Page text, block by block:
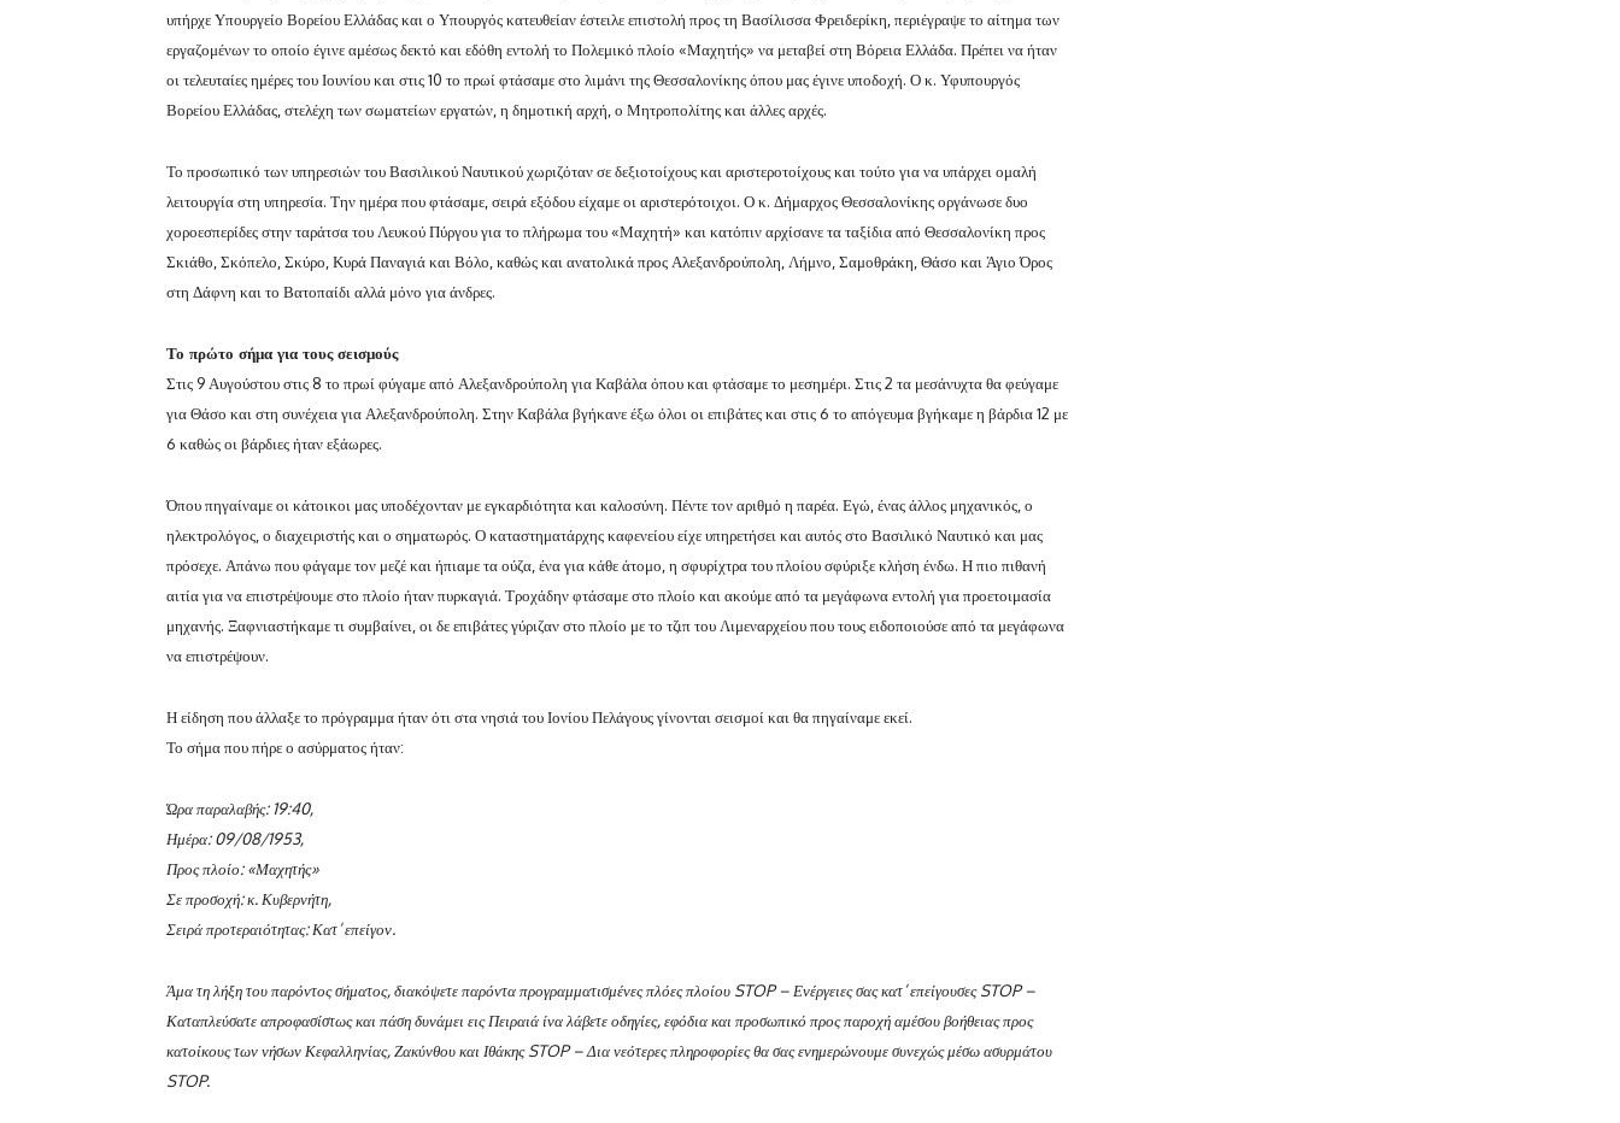
υπήρχε Υπουργείο Βορείου Ελλάδας και ο Υπουργός κατευθείαν έστειλε επιστολή προς τη Βασίλισσα Φρειδερίκη, περιέγραψε το αίτημα των
εργαζομένων το οποίο έγινε αμέσως δεκτό και εδόθη εντολή το Πολεμικό πλοίο «Μαχητής» να μεταβεί στη Βόρεια Ελλάδα. Πρέπει να ήταν
οι τελευταίες ημέρες του Ιουνίου και στις 10 το πρωί φτάσαμε στο λιμάνι της Θεσσαλονίκης όπου μας έγινε υποδοχή. Ο κ. Υφυπουργός
Βορείου Ελλάδας, στελέχη των σωματείων εργατών, η δημοτική αρχή, ο Μητροπολίτης και άλλες αρχές.
Το προσωπικό των υπηρεσιών του Βασιλικού Ναυτικού χωριζόταν σε δεξιοτοίχους και αριστεροτοίχους και τούτο για να υπάρχει ομαλή
λειτουργία στη υπηρεσία. Την ημέρα που φτάσαμε, σειρά εξόδου είχαμε οι αριστερότοιχοι. Ο κ. Δήμαρχος Θεσσαλονίκης οργάνωσε δυο
χοροεσπερίδες στην ταράτσα του Λευκού Πύργου για το πλήρωμα του «Μαχητή» και κατόπιν αρχίσανε τα ταξίδια από Θεσσαλονίκη προς
Σκιάθο, Σκόπελο, Σκύρο, Κυρά Παναγιά και Βόλο, καθώς και ανατολικά προς Αλεξανδρούπολη, Λήμνο, Σαμοθράκη, Θάσο και Άγιο Όρος
στη Δάφνη και το Βατοπαίδι αλλά μόνο για άνδρες.
Το πρώτο σήμα για τους σεισμούς
Στις 9 Αυγούστου στις 8 το πρωί φύγαμε από Αλεξανδρούπολη για Καβάλα όπου και φτάσαμε το μεσημέρι. Στις 2 τα μεσάνυχτα θα φεύγαμε
για Θάσο και στη συνέχεια για Αλεξανδρούπολη. Στην Καβάλα βγήκανε έξω όλοι οι επιβάτες και στις 6 το απόγευμα βγήκαμε η βάρδια 12 με
6 καθώς οι βάρδιες ήταν εξάωρες.
Όπου πηγαίναμε οι κάτοικοι μας υποδέχονταν με εγκαρδιότητα και καλοσύνη. Πέντε τον αριθμό η παρέα. Εγώ, ένας άλλος μηχανικός, ο
ηλεκτρολόγος, ο διαχειριστής και ο σηματωρός. Ο καταστηματάρχης καφενείου είχε υπηρετήσει και αυτός στο Βασιλικό Ναυτικό και μας
πρόσεχε. Απάνω που φάγαμε τον μεζέ και ήπιαμε τα ούζα, ένα για κάθε άτομο, η σφυρίχτρα του πλοίου σφύριξε κλήση ένδω. Η πιο πιθανή
αιτία για να επιστρέψουμε στο πλοίο ήταν πυρκαγιά. Τροχάδην φτάσαμε στο πλοίο και ακούμε από τα μεγάφωνα εντολή για προετοιμασία
μηχανής. Ξαφνιαστήκαμε τι συμβαίνει, οι δε επιβάτες γύριζαν στο πλοίο με το τζιπ του Λιμεναρχείου που τους ειδοποιούσε από τα μεγάφωνα
να επιστρέψουν.
Η είδηση που άλλαξε το πρόγραμμα ήταν ότι στα νησιά του Ιονίου Πελάγους γίνονται σεισμοί και θα πηγαίναμε εκεί.
Το σήμα που πήρε ο ασύρματος ήταν:
Ώρα παραλαβής: 19:40,
Ημέρα: 09/08/1953,
Προς πλοίο: «Μαχητής»
Σε προσοχή: κ. Κυβερνήτη,
Σειρά προτεραιότητας: Κατ’ επείγον.
Άμα τη λήξη του παρόντος σήματος, διακόψετε παρόντα προγραμματισμένες πλόες πλοίου STOP – Ενέργειες σας κατ’ επείγουσες STOP –
Καταπλεύσατε απροφασίστως και πάση δυνάμει εις Πειραιά ίνα λάβετε οδηγίες, εφόδια και προσωπικό προς παροχή αμέσου βοήθειας προς
κατοίκους των νήσων Κεφαλληνίας, Ζακύνθου και Ιθάκης STOP – Δια νεότερες πληροφορίες θα σας ενημερώνουμε συνεχώς μέσω ασυρμάτου
STOP.